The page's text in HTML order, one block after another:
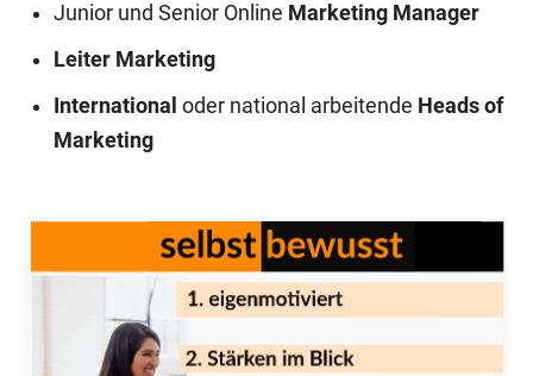
Junior und Senior Online Marketing Manager
Leiter Marketing
International oder national arbeitende Heads of
Marketing